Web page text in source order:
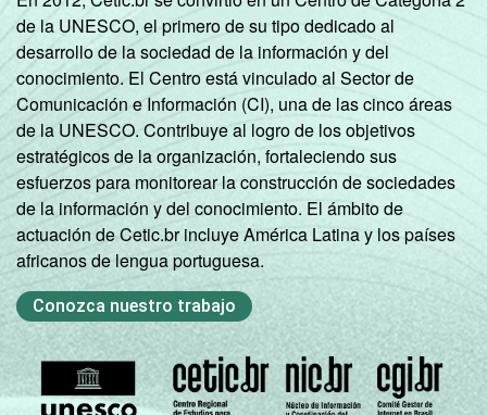
Não PEA 43
Base ponderada: 76.118.112 entrevistados
que usaram a Internet nos últimos trÃªs
meses. Respostas múltiplas, estimuladas e
rodiziadas.
Fonte: NIC.br - nov 2011 / jan 2012
de la UNESCO, el primero de su tipo dedicado al
desarrollo de la sociedad de la información y del
conocimiento. El Centro está vinculado al Sector de
Comunicación e Información (CI), una de las cinco áreas
de la UNESCO. Contribuye al logro de los objetivos
estratégicos de la organización, fortaleciendo sus
esfuerzos para monitorear la construcción de sociedades
de la información y del conocimiento. El ámbito de
actuación de Cetic.br incluye América Latina y los países
africanos de lengua portuguesa.
Conozca nuestro trabajo